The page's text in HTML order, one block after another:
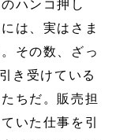
ハンコ押し
は、実はさま
その数、ざっ
き受けている
ちだ。販売担
いた仕事を引